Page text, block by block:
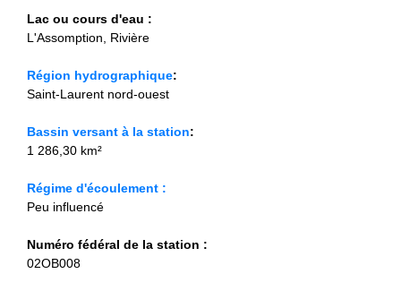
Lac ou cours d'eau :
L'Assomption, Rivière
Région hydrographique:
Saint-Laurent nord-ouest
Bassin versant à la station:
1 286,30 km²
Régime d'écoulement :
Peu influencé
Numéro fédéral de la station :
02OB008